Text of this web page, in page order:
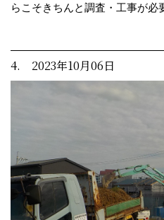
らこそきちんと調査・工事が必
4. 2023年10月06日